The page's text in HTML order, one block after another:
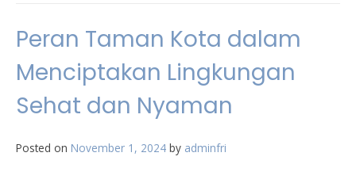
Peran Taman Kota dalam
Menciptakan Lingkungan
Sehat dan Nyaman
Posted on November 1, 2024 by adminfri